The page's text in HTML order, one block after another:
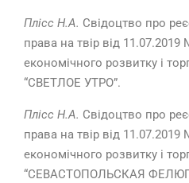
Плісс Н.А. Свідоцтво про
права на твір від 11.07.2019
економічного розвитку і
“СВЕТЛОЕ УТРО”.
Плісс Н.А. Свідоцтво про
права на твір від 11.07.2019
економічного розвитку і
“СЕВАСТОПОЛЬСКАЯ